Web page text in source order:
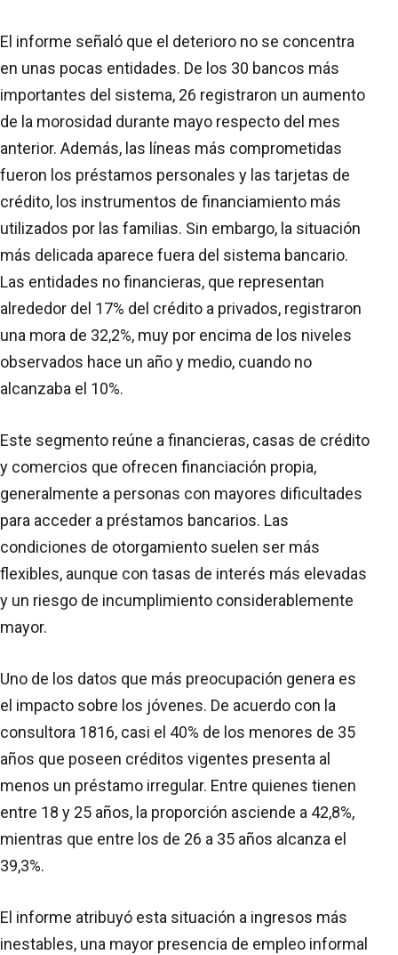
El informe señaló que el deterioro no se concentra
en unas pocas entidades. De los 30 bancos más
importantes del sistema, 26 registraron un aumento
de la morosidad durante mayo respecto del mes
anterior. Además, las líneas más comprometidas
fueron los préstamos personales y las tarjetas de
crédito, los instrumentos de financiamiento más
utilizados por las familias. Sin embargo, la situación
más delicada aparece fuera del sistema bancario.
Las entidades no financieras, que representan
alrededor del 17% del crédito a privados, registraron
una mora de 32,2%, muy por encima de los niveles
observados hace un año y medio, cuando no
alcanzaba el 10%.
Este segmento reúne a financieras, casas de crédito
y comercios que ofrecen financiación propia,
generalmente a personas con mayores dificultades
para acceder a préstamos bancarios. Las
condiciones de otorgamiento suelen ser más
flexibles, aunque con tasas de interés más elevadas
y un riesgo de incumplimiento considerablemente
mayor.
Uno de los datos que más preocupación genera es
el impacto sobre los jóvenes. De acuerdo con la
consultora 1816, casi el 40% de los menores de 35
años que poseen créditos vigentes presenta al
menos un préstamo irregular. Entre quienes tienen
entre 18 y 25 años, la proporción asciende a 42,8%,
mientras que entre los de 26 a 35 años alcanza el
39,3%.
El informe atribuyó esta situación a ingresos más
inestables, una mayor presencia de empleo informal